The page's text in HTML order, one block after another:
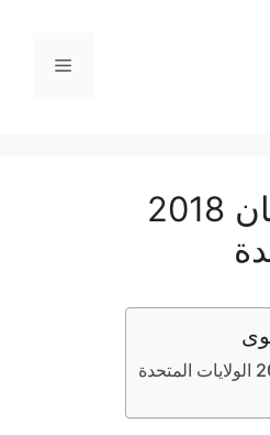
القائمة
امساكية رمضان 2018